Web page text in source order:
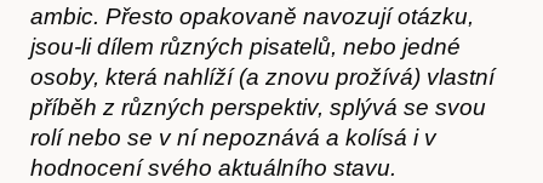
ambic. Přesto opakovaně navozují otázku,
jsou-li dílem různých pisatelů, nebo jedné
osoby, která nahlíží (a znovu prožívá) vlastní
příběh z různých perspektiv, splývá se svou
rolí nebo se v ní nepoznává a kolísá i v
hodnocení svého aktuálního stavu.